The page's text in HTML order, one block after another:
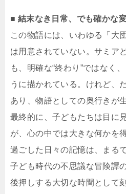
■ 結末なき日常、でも確かな
この物語には、いわゆる「大
は用意されていない。サミア
も、明確な“終わり”ではなく
うに描かれている。けれど、
あり、物語としての奥行きが
最終的に、子どもたちは目に
が、心の中では大きな何かを
過ごした日々の記憶は、まる
子ども時代の不思議な冒険譚
後押しする大切な時間として